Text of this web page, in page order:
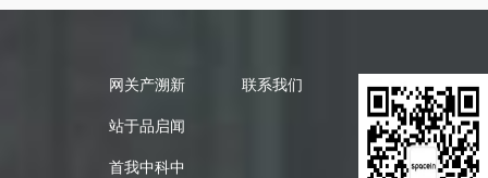
网
站
首
关
于
我
产
品
中
溯
启
科
新
闻
中
联系我们